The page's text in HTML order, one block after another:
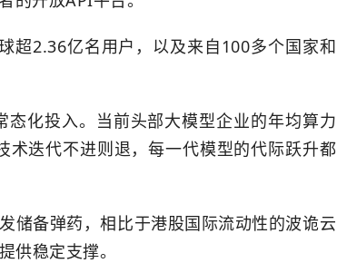
超2.36亿名用户，以及来自100多个国家和
化投入。当前头部大模型企业的年均算力
术迭代不进则退，每一代模型的代际跃升都
储备弹药，相比于港股国际流动性的波诡云
供稳定支撑。